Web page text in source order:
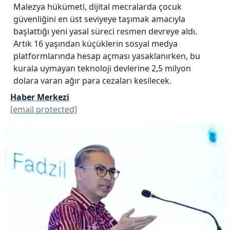
Malezya hükümeti, dijital mecralarda çocuk
güvenliğini en üst seviyeye taşımak amacıyla
başlattığı yeni yasal süreci resmen devreye aldı.
Artık 16 yaşından küçüklerin sosyal medya
platformlarında hesap açması yasaklanırken, bu
kurala uymayan teknoloji devlerine 2,5 milyon
dolara varan ağır para cezaları kesilecek.
Haber Merkezi
[email protected]